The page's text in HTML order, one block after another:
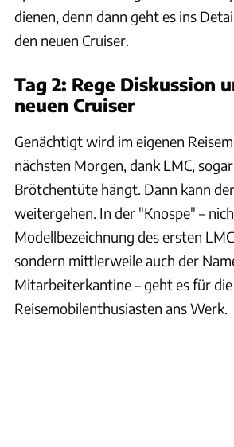
dienen, denn dann geht es ins
den neuen Cruiser.
Tag 2: Rege Diskussion
neuen Cruiser
Genächtigt wird im eigenen
nächsten Morgen, dank LMC,
Brötchentüte hängt. Dann kann
weitergehen. In der "Knospe" –
Modellbezeichnung des ersten
sondern mittlerweile auch der
Mitarbeiterkantine – geht es für die
Reisemobilenthusiasten ans Werk.